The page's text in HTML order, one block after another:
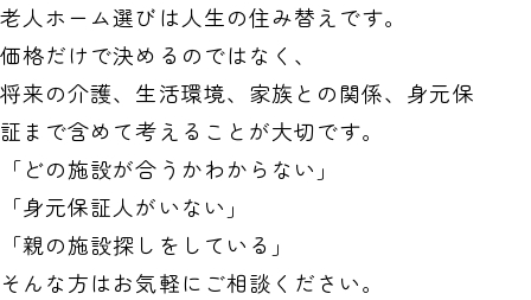
老人ホーム選びは人生の住み替えです。
価格だけで決めるのではなく、
将来の介護、生活環境、家族との関係、身元保
証まで含めて考えることが大切です。
「どの施設が合うかわからない」
「身元保証人がいない」
「親の施設探しをしている」
そんな方はお気軽にご相談ください。